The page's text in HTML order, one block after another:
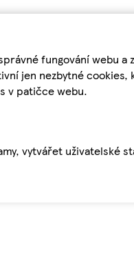
fungování webu
jen nezbytné
v patičce webu.
vytvářet uživatelské